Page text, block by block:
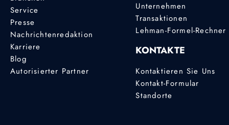
Service
Presse
Nachrichtenredaktion
Karriere
Blog
Autorisierter Partner
Unternehmen
Transaktionen
Lehman-Formel-Rechner
KONTAKTE
Kontaktieren Sie Uns
Kontakt-Formular
Standorte